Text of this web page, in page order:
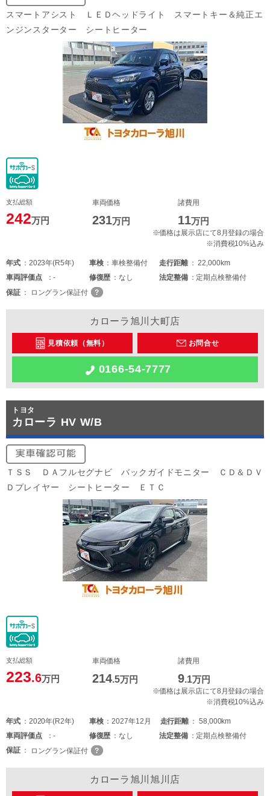
スマートアシスト ＬＥＤヘッドライト スマートキー＆純正エ
ンジンスターター シートヒーター
支払総額
242万円
車両価格
231万円
諸費用
11万円
※価格は展示店にて8月登録の場合
※消費税10%込み
年式 2023年(R5年) 車検 車検整備付 走行距離
22,000km
車両評価点 - 修復歴 なし 法定整備
定期点検整備付
保証
ロングラン保証付
カローラ旭川大町店
見積依頼（無料） お問合せ
0166-54-7777
トヨタ
カローラ HV W/B
ＴＳＳ ＤＡフルセグナビ バックガイドモニター ＣＤ＆ＤＶ
Ｄプレイヤー シートヒーター ＥＴＣ
支払総額
223.6万円
車両価格
214.5万円
諸費用
9.1万円
※価格は展示店にて8月登録の場合
※消費税10%込み
年式 2020年(R2年) 車検 2027年12月 走行距離
58,000km
車両評価点 - 修復歴 なし 法定整備
定期点検整備付
保証
ロングラン保証付
カローラ旭川旭川店